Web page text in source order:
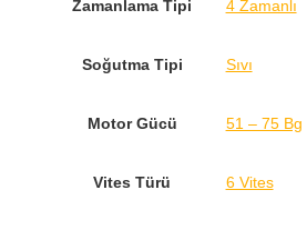
Zamanlama Tipi 4 Zamanlı
Soğutma Tipi Sıvı
Motor Gücü 51 – 75 Bg
Vites Türü 6 Vites